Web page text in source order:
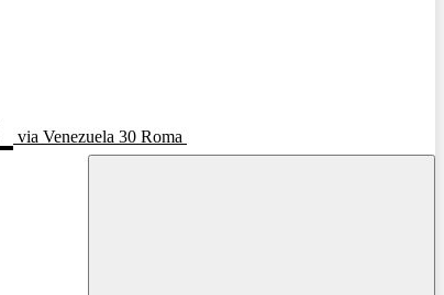
via Venezuela 30 Roma